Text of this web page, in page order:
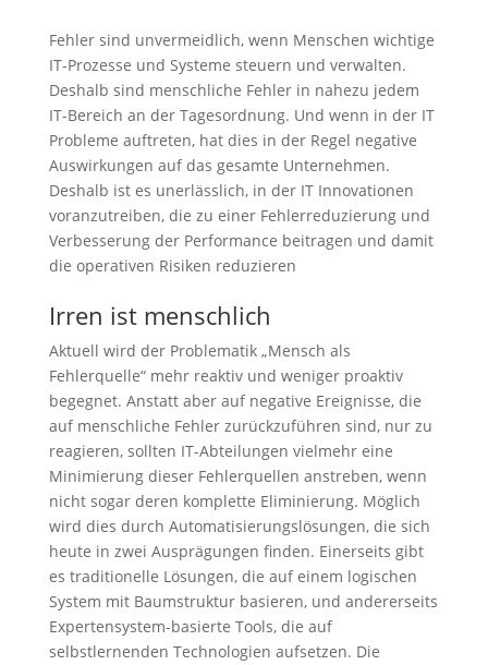
Fehler sind unvermeidlich, wenn Menschen wichtige
IT-Prozesse und Systeme steuern und verwalten.
Deshalb sind menschliche Fehler in nahezu jedem
IT-Bereich an der Tagesordnung. Und wenn in der IT
Probleme auftreten, hat dies in der Regel negative
Auswirkungen auf das gesamte Unternehmen.
Deshalb ist es unerlässlich, in der IT Innovationen
voranzutreiben, die zu einer Fehlerreduzierung und
Verbesserung der Performance beitragen und damit
die operativen Risiken reduzieren
Irren ist menschlich
Aktuell wird der Problematik „Mensch als
Fehlerquelle“ mehr reaktiv und weniger proaktiv
begegnet. Anstatt aber auf negative Ereignisse, die
auf menschliche Fehler zurückzuführen sind, nur zu
reagieren, sollten IT-Abteilungen vielmehr eine
Minimierung dieser Fehlerquellen anstreben, wenn
nicht sogar deren komplette Eliminierung. Möglich
wird dies durch Automatisierungslösungen, die sich
heute in zwei Ausprägungen finden. Einerseits gibt
es traditionelle Lösungen, die auf einem logischen
System mit Baumstruktur basieren, und andererseits
Expertensystem-basierte Tools, die auf
selbstlernenden Technologien aufsetzen. Die